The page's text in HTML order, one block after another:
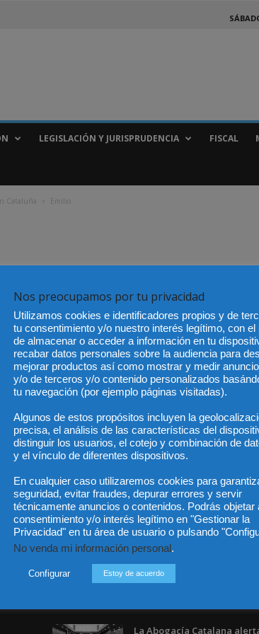
LEGISLACIÓN Y JURISPRUDENCIA FISCAL
Cataluña Emilio
Incluso más noticias
Especialización total: por
qué TBF Abogados es el
referente en derecho...
La Abogacía Catalana
Nos preocupamos por tu privacidad
Utilizamos cookies e identificadores propios y de
tu consentimiento y/o nuestro interés legítimo, con el
de almacenar o acceder a información en tu
recabar datos personales sobre la audiencia para
mejorar productos así como mostrar y medir
y/o de terceros y/o contenido personalizados
tu navegación (por ejemplo páginas visitadas).
Algunos de estos propósitos incluyen la
precisa, el análisis de las características del
distinguir los usuarios, el cotejo y combinación de
y el vínculo de diferentes dispositivos.
En cualquier caso utilizaremos cookies para
seguridad, evitar fraudes, depurar errores y servir
técnicamente anuncios o contenidos. Podrás objetar
consentimiento y/o interés legítimo en "Gestionar la
Privacidad" en tu área de usuario o pulsando
No venda mi información personal.
Configurar Estoy de acuerdo